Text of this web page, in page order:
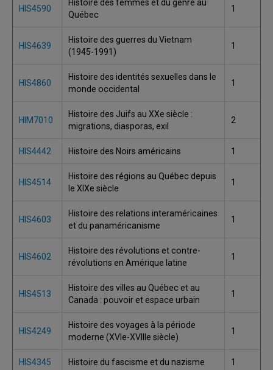
HIS4590
Histoire des femmes et du genre au
Québec
1
HIS4639
Histoire des guerres du Vietnam
(1945-1991)
1
HIS4860
Histoire des identités sexuelles dans le
monde occidental
1
HIM7010
Histoire des Juifs au XXe siècle :
migrations, diasporas, exil
2
HIS4442 Histoire des Noirs américains 1
HIS4514
Histoire des régions au Québec depuis
le XIXe siècle
1
HIS4603
Histoire des relations interaméricaines
et du panaméricanisme
1
HIS4602
Histoire des révolutions et contre-
révolutions en Amérique latine
1
HIS4513
Histoire des villes au Québec et au
Canada : pouvoir et espace urbain
1
HIS4249
Histoire des voyages à la période
moderne (XVIe-XVIIIe siècle)
1
HIS4345 Histoire du fascisme et du nazisme 1